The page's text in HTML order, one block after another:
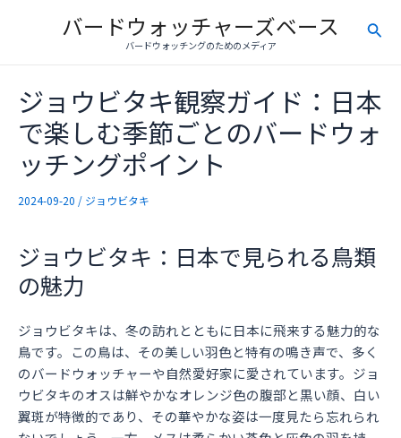
バードウォッチャーズベース
バードウォッチングのためのメディア
検
ジョウビタキ観察ガイド：日本
で楽しむ季節ごとのバードウォ
ッチングポイント
2024-09-20 / ジョウビタキ
ジョウビタキ：日本で見られる鳥類
の魅力
ジョウビタキは、冬の訪れとともに日本に飛来する魅力的な
鳥です。この鳥は、その美しい羽色と特有の鳴き声で、多く
のバードウォッチャーや自然愛好家に愛されています。ジョ
ウビタキのオスは鮮やかなオレンジ色の腹部と黒い顔、白い
翼斑が特徴的であり、その華やかな姿は一度見たら忘れられ